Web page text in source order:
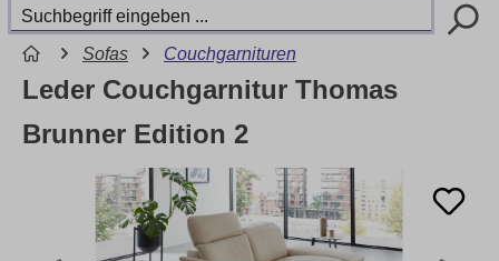
Sofas Couchgarnituren
Leder Couchgarnitur Thomas
Brunner Edition 2